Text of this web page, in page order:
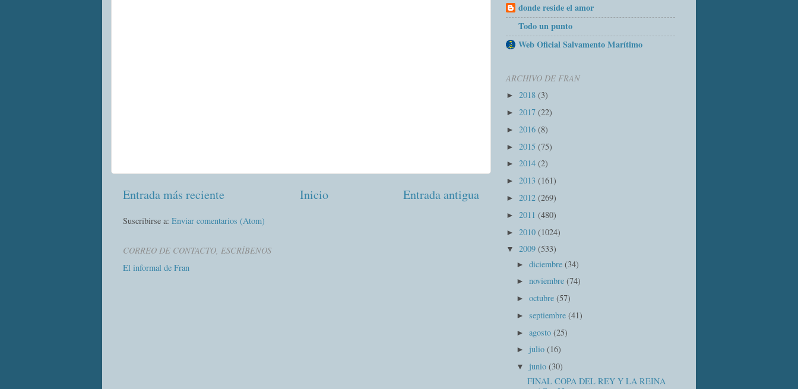
Entrada más reciente Entrada antigua
Inicio
Suscribirse a: Enviar comentarios (Atom)
CORREO DE CONTACTO, ESCRÍBENOS
El informal de Fran
donde reside el amor
Todo un punto
Web Oficial Salvamento Marítimo
ARCHIVO DE FRAN
► 2018 (3)
► 2017 (22)
► 2016 (8)
► 2015 (75)
► 2014 (2)
► 2013 (161)
► 2012 (269)
► 2011 (480)
► 2010 (1024)
▼ 2009 (533)
►diciembre(34)
►noviembre(74)
►octubre(57)
►septiembre(41)
►agosto(25)
► julio(16)
▼ junio(30)
FINAL COPA DEL REY Y LA REINA